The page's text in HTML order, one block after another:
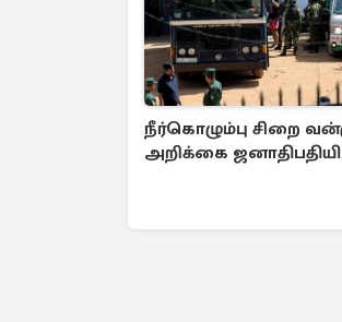
நீர்கொழும்பு சிறை
அறிக்கை